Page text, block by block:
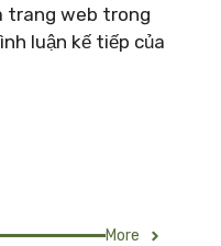
trang web trong
luận kế tiếp của
More